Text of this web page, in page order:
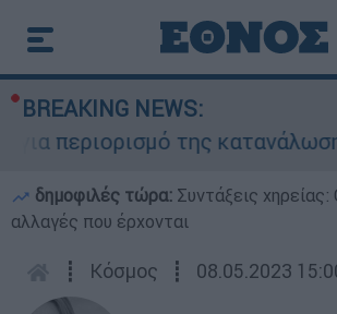
BREAKING NEWS:
περιορισμό της
δημοφιλές τώρα: Συντάξεις
αλλαγές που έρχονται
┋ Κόσμος ┋ 08.05.2023